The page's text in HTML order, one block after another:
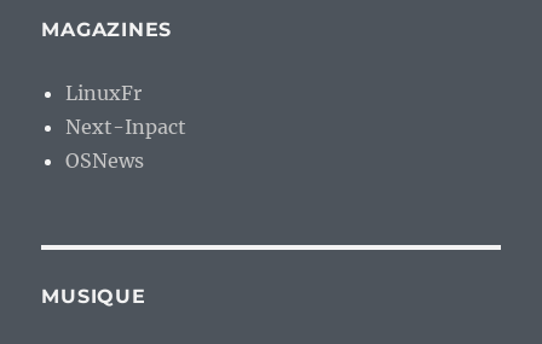
MAGAZINES
LinuxFr
Next-Inpact
OSNews
MUSIQUE